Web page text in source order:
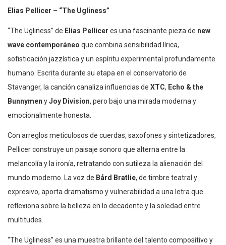
Elias Pellicer – “The Ugliness”
“The Ugliness” de Elias Pellicer es una fascinante pieza de new
wave contemporáneo que combina sensibilidad lírica,
sofisticación jazzística y un espíritu experimental profundamente
humano. Escrita durante su etapa en el conservatorio de
Stavanger, la canción canaliza influencias de XTC, Echo & the
Bunnymen yJoy Division, pero bajo una mirada moderna y
emocionalmente honesta.
Con arreglos meticulosos de cuerdas, saxofones y sintetizadores,
Pellicer construye un paisaje sonoro que alterna entre la
melancolía y la ironía, retratando con sutileza la alienación del
mundo moderno. La voz de Bård Bratlie, de timbre teatral y
expresivo, aporta dramatismo y vulnerabilidad a una letra que
reflexiona sobre la belleza en lo decadente y la soledad entre
multitudes.
“The Ugliness” es una muestra brillante del talento compositivo y